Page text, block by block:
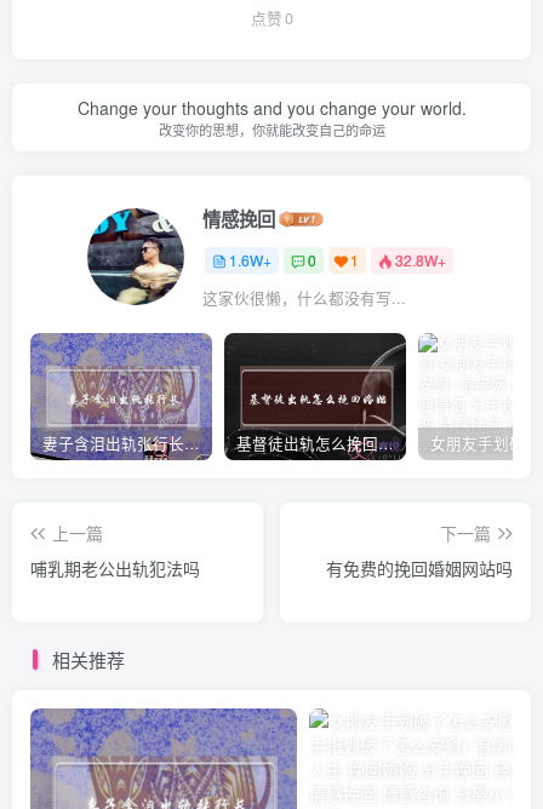
点赞0
Change your thoughts and you change your world.
改变你的思想，你就能改变自己的命运
情感挽回
1.6W+ 0 1 32.8W+
这家伙很懒，什么都没有写...
妻子含泪出轨张行长 她说全都是因为家中 基督徒出轨怎么挽回婚姻(基督徒面对出轨婚姻)
上一篇
哺乳期老公出轨犯法吗
下一篇
有免费的挽回婚姻网站吗
相关推荐